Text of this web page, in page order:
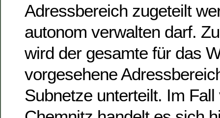
Adressbereich zugeteilt
autonom verwalten darf.
wird der gesamte für das
vorgesehene
Subnetze unterteilt. Im